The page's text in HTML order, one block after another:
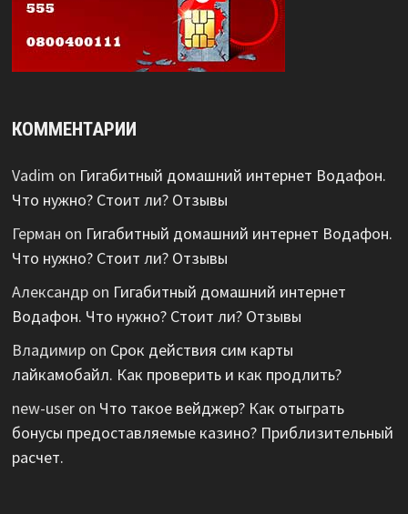
КОММЕНТАРИИ
Vadim on Гигабитный домашний интернет Водафон.
Что нужно? Стоит ли? Отзывы
Герман on Гигабитный домашний интернет Водафон.
Что нужно? Стоит ли? Отзывы
Александрon Гигабитный домашний интернет
Водафон. Что нужно? Стоит ли? Отзывы
Владимирon Срок действия сим карты
лайкамобайл. Как проверить и как продлить?
new-useron Что такое вейджер? Как отыграть
бонусы предоставляемые казино? Приблизительный
расчет.